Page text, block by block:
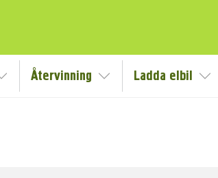
Visa/Göm undermeny
Återvinning Visa/Göm undermeny
Ladda elbil